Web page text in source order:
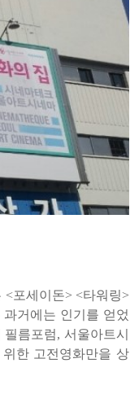
<포세이돈> <타워링>
거에는 인기를 얻었
필름포럼, 서울아트시
한 고전영화만을 상